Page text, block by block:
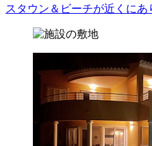
スタウン＆ビーチが近くにあ